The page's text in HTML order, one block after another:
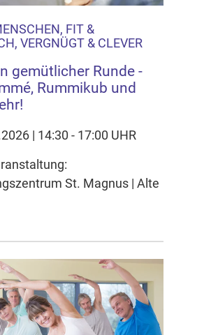
FIT &
VERGNÜGT & CLEVER
gemütlicher Runde -
Rummikub und
| 14:30 - 17:00 UHR
St. Magnus | Alte